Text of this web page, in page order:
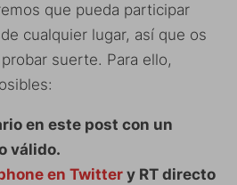
que pueda participar
cualquier lugar, así que os
suerte. Para ello,
en este post con un
válido.
en Twitter y RT directo